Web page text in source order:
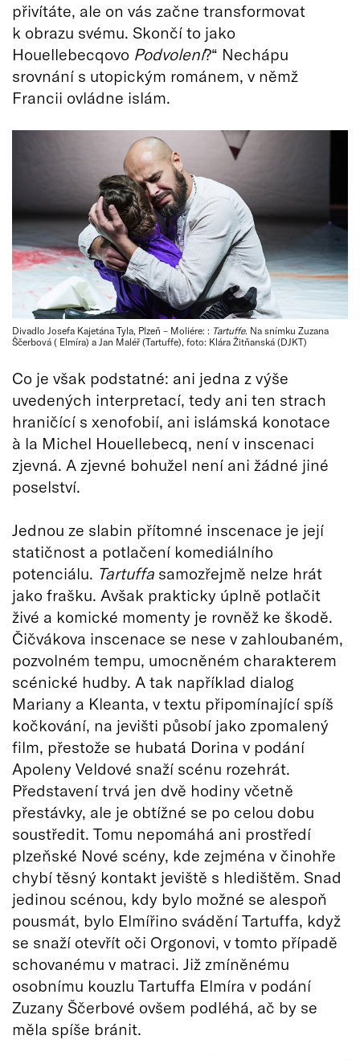
přivítáte, ale on vás začne transformovat
k obrazu svému. Skončí to jako
Houellebecqovo Podvolení?“ Nechápu
srovnání s utopickým románem, v němž
Francii ovládne islám.
Divadlo Josefa Kajetána Tyla, Plzeň – Moliére: : Tartuffe. Na snímku Zuzana
Ščerbová ( Elmíra) a Jan Maléř (Tartuffe), foto: Klára Žitňanská (DJKT)
Co je však podstatné: ani jedna z výše
uvedených interpretací, tedy ani ten strach
hraničící s xenofobií, ani islámská konotace
à la Michel Houellebecq, není v inscenaci
zjevná. A zjevné bohužel není ani žádné jiné
poselství.
Jednou ze slabin přítomné inscenace je její
statičnost a potlačení komediálního
potenciálu. Tartuffa samozřejmě nelze hrát
jako frašku. Avšak prakticky úplně potlačit
živé a komické momenty je rovněž ke škodě.
Čičvákova inscenace se nese v zahloubaném,
pozvolném tempu, umocněném charakterem
scénické hudby. A tak například dialog
Mariany a Kleanta, v textu připomínající spíš
kočkování, na jevišti působí jako zpomalený
film, přestože se hubatá Dorina v podání
Apoleny Veldové snaží scénu rozehrát.
Představení trvá jen dvě hodiny včetně
přestávky, ale je obtížné se po celou dobu
soustředit. Tomu nepomáhá ani prostředí
plzeňské Nové scény, kde zejména v činohře
chybí těsný kontakt jeviště s hledištěm. Snad
jedinou scénou, kdy bylo možné se alespoň
pousmát, bylo Elmířino svádění Tartuffa, když
se snaží otevřít oči Orgonovi, v tomto případě
schovanému v matraci. Již zmíněnému
osobnímu kouzlu Tartuffa Elmíra v podání
Zuzany Ščerbové ovšem podléhá, ač by se
měla spíše bránit.